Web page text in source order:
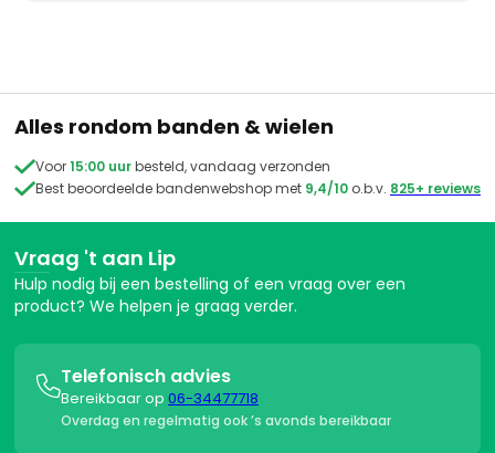
Alles rondom banden & wielen
Voor15:00 uurbesteld, vandaag verzonden
Best beoordeelde bandenwebshop met 9,4/10 o.b.v. 825+ reviews
Vraag 't aan Lip
Hulp nodig bij een bestelling of een vraag over een
product? We helpen je graag verder.
Telefonisch advies
Bereikbaar op 06-34477718
Overdag en regelmatig ook ’s avonds bereikbaar